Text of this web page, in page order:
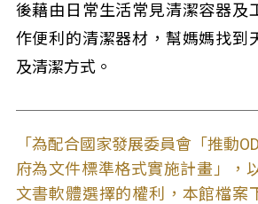
後藉由日常生活常見清潔容器及
作便利的清潔器材，幫媽媽找到
及清潔方式。
「為配合國家發展委員會「推動
府為文件標準格式實施計畫」，
文書軟體選擇的權利，本館檔案